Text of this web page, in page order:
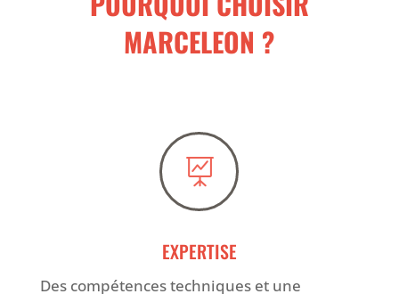
MARCELEON ?

EXPERTISE
Des compétences techniques et une